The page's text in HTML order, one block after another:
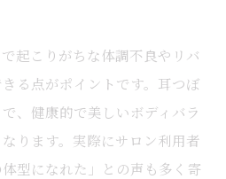
起こりがちな体調不良やリバ
る点がポイントです。耳つぼ
、健康的で美しいボディバラ
ります。実際にサロン利用者
型になれた」との声も多く寄